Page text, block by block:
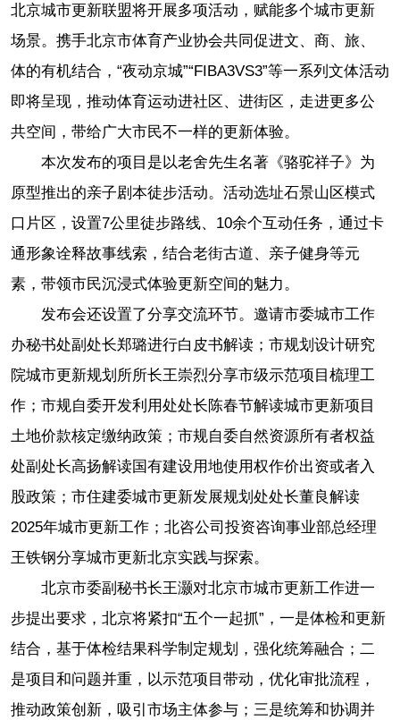
北京城市更新联盟将开展多项活动，赋能多个城市更新
场景。携手北京市体育产业协会共同促进文、商、旅、
体的有机结合，“夜动京城”“FIBA3VS3”等一系列文体活动
即将呈现，推动体育运动进社区、进街区，走进更多公
共空间，带给广大市民不一样的更新体验。
本次发布的项目是以老舍先生名著《骆驼祥子》为
原型推出的亲子剧本徒步活动。活动选址石景山区模式
口片区，设置7公里徒步路线、10余个互动任务，通过卡
通形象诠释故事线索，结合老街古道、亲子健身等元
素，带领市民沉浸式体验更新空间的魅力。
发布会还设置了分享交流环节。邀请市委城市工作
办秘书处副处长郑璐进行白皮书解读；市规划设计研究
院城市更新规划所所长王崇烈分享市级示范项目梳理工
作；市规自委开发利用处处长陈春节解读城市更新项目
土地价款核定缴纳政策；市规自委自然资源所有者权益
处副处长高扬解读国有建设用地使用权作价出资或者入
股政策；市住建委城市更新发展规划处处长董良解读
2025年城市更新工作；北咨公司投资咨询事业部总经理
王铁钢分享城市更新北京实践与探索。
北京市委副秘书长王灏对北京市城市更新工作进一
步提出要求，北京将紧扣“五个一起抓”，一是体检和更新
结合，基于体检结果科学制定规划，强化统筹融合；二
是项目和问题并重，以示范项目带动，优化审批流程，
推动政策创新，吸引市场主体参与；三是统筹和协调并